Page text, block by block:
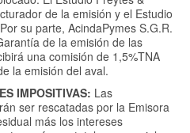
de la emisión y el Estudio
su parte, AcindaPymes S.G.R.
de la emisión de las
una comisión de 1,5%TNA
la emisión del aval.
IMPOSITIVAS: Las
ser rescatadas por la Emisora
más los intereses